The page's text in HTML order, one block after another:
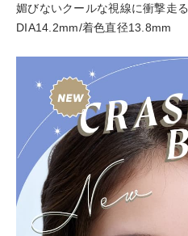
媚びないクールな視線に衝撃走る
DIA14.2mm/着色直径13.8mm